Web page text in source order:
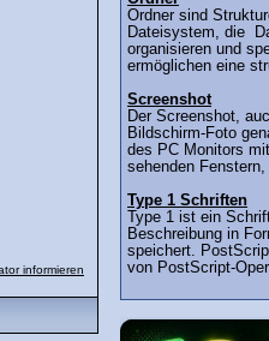
informieren
Ordner sind
Dateisystem, die
organisieren und
ermöglichen eine
Screenshot
Der Screenshot,
Bildschirm-Foto
des PC Monitors
sehenden
Type 1 Schriften
Type 1 ist ein
Beschreibung in
speichert.
von PostScript-